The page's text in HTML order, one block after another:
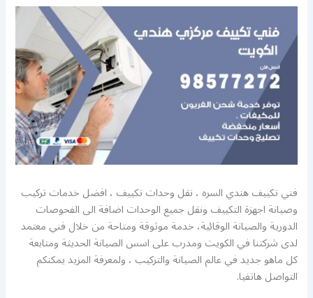
فني تكييف هندي السره ، نقل وحدات تكييف ، افضل خدمات تركيب
وصيانة اجهزة التكييف ونقل جميع الوحدات اضافة الى الفحوصات
الدورية والصيانة الوقائية، خدمة موثوقة ومتاحة من خلال فني معتمد
لدى شركتنا في الكويت ومدرب على اسس الصيانة الحديثة ومتابعة
كل ماهو جديد في عالم الصيانة والتركيب ، ولمعرفة المزيد يمكنكم
التواصل هاتفيا.